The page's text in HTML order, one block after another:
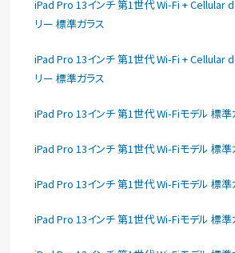
iPad Pro 13インチ 第1世代 Wi-Fi + Cellular
リー 標準ガラス
iPad Pro 13インチ 第1世代 Wi-Fi + Cellular
リー 標準ガラス
iPad Pro 13インチ 第1世代 Wi-Fiモデル 標準
iPad Pro 13インチ 第1世代 Wi-Fiモデル 標準
iPad Pro 13インチ 第1世代 Wi-Fiモデル 標準
iPad Pro 13インチ 第1世代 Wi-Fiモデル 標準